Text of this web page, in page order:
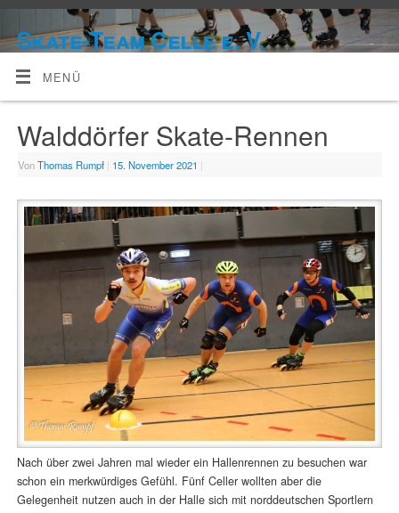
Skate-Team Celle e. V.
MENÜ
Walddörfer Skate-Rennen
VonThomas Rumpf | 15. November 2021 |
Nach über zwei Jahren mal wieder ein Hallenrennen zu besuchen war
schon ein merkwürdiges Gefühl. Fünf Celler wollten aber die
Gelegenheit nutzen auch in der Halle sich mit norddeutschen Sportlern